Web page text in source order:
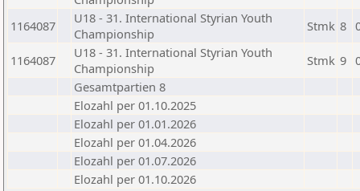
1164087
U18 - 31. International Styrian Youth
Championship
Stmk 8
1164087
U18 - 31. International Styrian Youth
Championship
Stmk 9
Gesamtpartien 8
Elozahl per 01.10.2025
Elozahl per 01.01.2026
Elozahl per 01.04.2026
Elozahl per 01.07.2026
Elozahl per 01.10.2026